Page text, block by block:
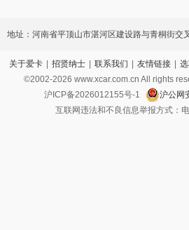
地址：河南省平顶山市湛河区建设路与青桐街交
关于爱卡 | 招贤纳士 | 联系我们 | 友情链接 |
©2002-2026 www.xcar.com.cn All rights
沪ICP备2026012155号-1
沪公网
互联网违法和不良信息举报方式：